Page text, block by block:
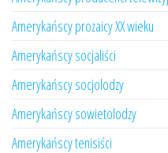
Amerykańscy prozaicy XX wieku
Amerykańscy socjaliści
Amerykańscy socjolodzy
Amerykańscy sowietolodzy
Amerykańscy tenisiści